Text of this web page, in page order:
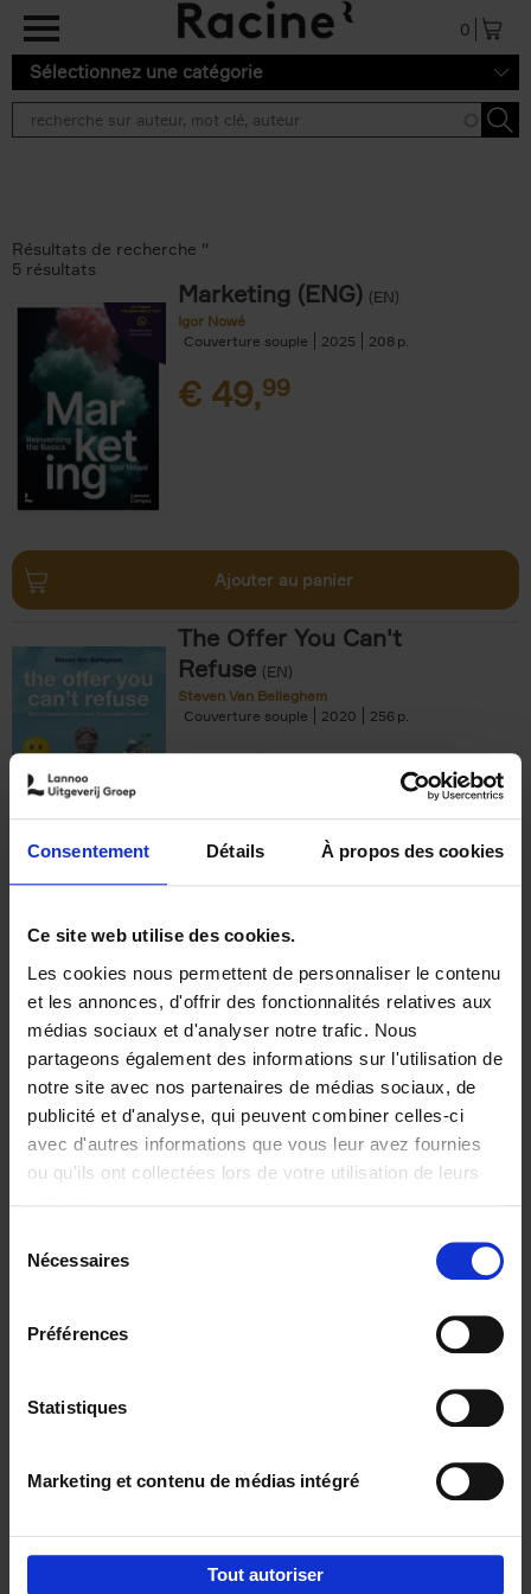
Consentement Détails À propos des cookies
Ce site web utilise des cookies.
Les cookies nous permettent de personnaliser le contenu
et les annonces, d'offrir des fonctionnalités relatives aux
médias sociaux et d'analyser notre trafic. Nous
partageons également des informations sur l'utilisation de
notre site avec nos partenaires de médias sociaux, de
publicité et d'analyse, qui peuvent combiner celles-ci
avec d'autres informations que vous leur avez fournies
ou qu'ils ont collectées lors de votre utilisation de leurs
Nécessaires
Préférences
Statistiques
Marketing et contenu de médias intégré
Tout autoriser
Aller au contenu principal
0
Sélectionnez une catégorie
Résultats de recherche ''
5 résultats
Marketing (ENG) (EN)
Igor Nowé
Couverture souple
2025 208
€ 49,99
Ajouter au panier
The Offer You Can't
Refuse (EN)
Steven Van Belleghem
Couverture souple
2020 256
€37,50
Building Bonds = Building
Business
Jochen Roef Jozefien De Feyter
Carolien Boom
Couverture souple
2025 200
€29,99
Digital marketing like a PRO -
completely revised edition (EN)